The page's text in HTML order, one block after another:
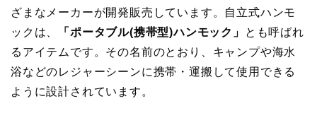
ざまなメーカーが開発販売しています。自立式ハンモ
ックは、
「ポータブル(携帯型)ハンモック」
とも呼ばれ
るアイテムです。その名前のとおり、キャンプや海水
浴などのレジャーシーンに携帯・運搬して使用できる
ように設計されています。